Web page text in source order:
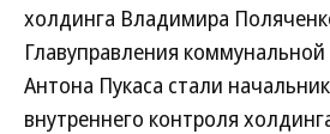
холдинга Владимира
Главуправления
Антона Пукаса стали
внутреннего контроля